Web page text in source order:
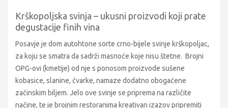
Krškopoljska svinja – ukusni proizvodi koji prate
degustacije finih vina
Posavje je dom autohtone sorte crno-bijele svinje krškopoljac,
za koju se smatra da sadrži masnoće koje nisu štetne. Brojni
OPG-ovi (kmetije) od nje s ponosom proizvode sušene
kobasice, slanine, čvarke, namaze dodatno obogaćene
začinskim biljem. Jelo ove svinje se priprema na različite
načine, te je brojnim restoranima kreativan izazov pripremiti